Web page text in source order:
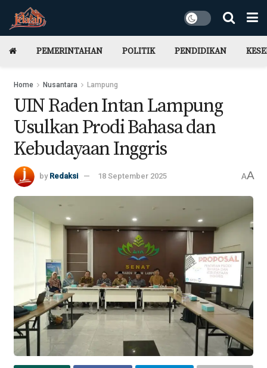
PEMERINTAHAN POLITIK PENDIDIKAN
Home Nusantara Lampung
UIN Raden Intan Lampung
Usulkan Prodi Bahasa dan
Kebudayaan Inggris
by Redaksi 18 September 2025 AA